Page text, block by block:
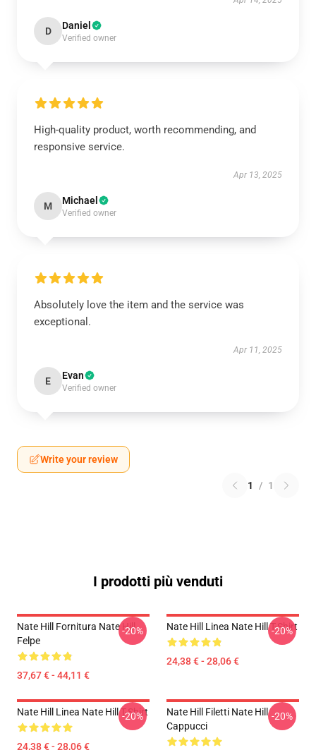
D Daniel
Verified owner
High-quality product, worth recommending, and
responsive service.
Apr 13, 2025
M Michael
Verified owner
Absolutely love the item and the service was
exceptional.
Apr 11, 2025
E Evan
Verified owner
Write your review
1 / 1
I prodotti più venduti
Nate Hill Fornitura Nate Hill
Felpe
37,67 € - 44,11 €
-20% Nate Hill Linea Nate Hill T-Shirt
24,38 € - 28,06 €
-20%
Nate Hill Linea Nate Hill T-Shirt
24,38 € - 28,06 €
-20%
Nate Hill Filetti Nate Hill
Cappucci
-20%